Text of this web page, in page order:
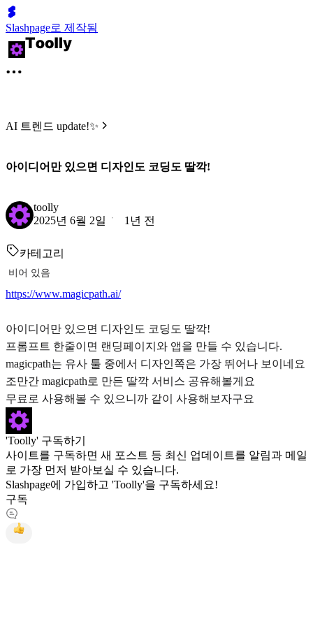
Slashpage로 제작됨
AI 트렌드 update!✨
아이디어만 있으면 디자인도 코딩도 딸깍!
toolly
2025년 6월 2일
1년 전
카테고리
비어 있음
https://www.magicpath.ai/
아이디어만 있으면 디자인도 코딩도 딸깍!
프롬프트 한줄이면 랜딩페이지와 앱을 만들 수 있습니다.
magicpath는 유사 툴 중에서 디자인쪽은 가장 뛰어나 보이네요
조만간 magicpath로 만든 딸깍 서비스 공유해볼게요
무료로 사용해볼 수 있으니까 같이 사용해보자구요
'Toolly' 구독하기
사이트를 구독하면 새 포스트 등 최신 업데이트를 알림과 메일
로 가장 먼저 받아보실 수 있습니다.
Slashpage에 가입하고 'Toolly'을 구독하세요!
구독